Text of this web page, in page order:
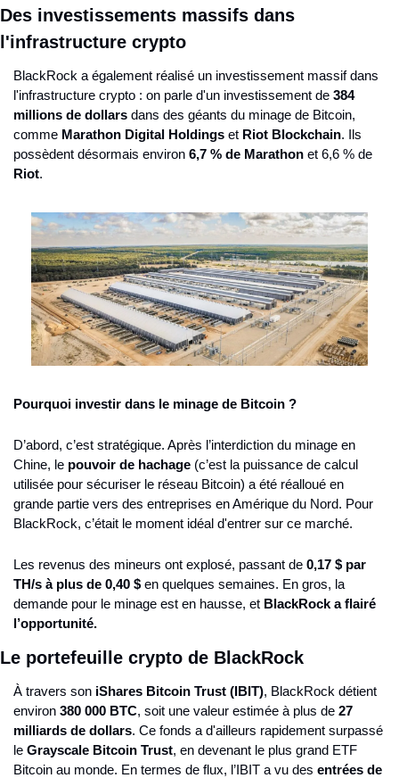
Des investissements massifs dans
l'infrastructure crypto
BlackRock a également réalisé un investissement massif dans
l'infrastructure crypto : on parle d'un investissement de 384
millions de dollars dans des géants du minage de Bitcoin,
comme Marathon Digital Holdings et Riot Blockchain. Ils
possèdent désormais environ 6,7 % de Marathon
Riot.
Pourquoi investir dans le minage de Bitcoin ?
D’abord, c’est stratégique. Après l’interdiction du minage en
Chine, le pouvoir de hachage (c’est la puissance de calcul
utilisée pour sécuriser le réseau Bitcoin) a été réalloué en
grande partie vers des entreprises en Amérique du Nord. Pour
BlackRock, c’était le moment idéal d'entrer sur ce marché.
Les revenus des mineurs ont explosé, passant de 0,17 $ par
TH/s à plus de 0,40 $ en quelques semaines. En gros, la
demande pour le minage est en hausse, et BlackRock a flairé
l’opportunité.
Le portefeuille crypto de BlackRock
À travers son iShares Bitcoin Trust (IBIT), BlackRock détient
environ 380 000 BTC, soit une valeur estimée à plus de 27
milliards de dollars. Ce fonds a d'ailleurs rapidement surpassé
le Grayscale Bitcoin Trust, en devenant le plus grand ETF
Bitcoin au monde​. En termes de flux, l’IBIT a vu des entrées de